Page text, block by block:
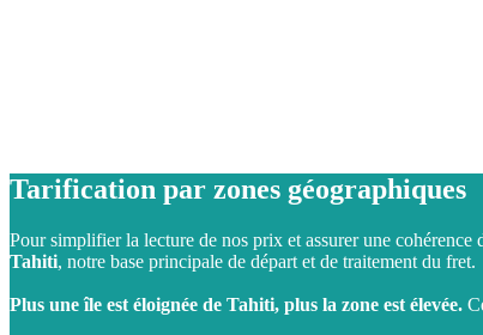
Tarification par zones géographiques
Pour simplifier la lecture de nos prix et assurer une cohérence
Tahiti, notre base principale de départ et de traitement du fret.
Plus une île est éloignée de Tahiti, plus la zone est élevée.